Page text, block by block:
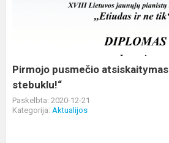
Pirmojo pusmečio atsiskaitymas
stebuklu!“
Paskelbta: 2020-12-21
Kategorija: Aktualijos